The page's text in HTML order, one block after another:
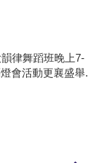
律舞蹈班晚上7-
會活動更襄盛舉.